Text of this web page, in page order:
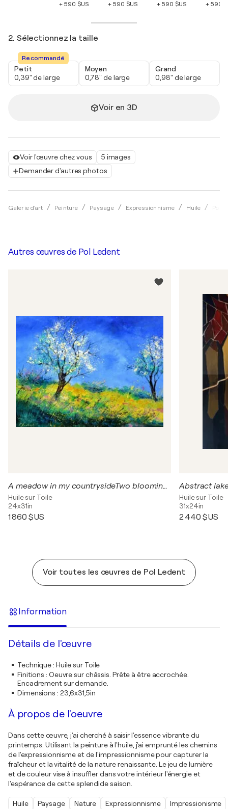
Voir l'œuvre chez vous
5 images
Demander d'autres photos
Galerie d'art Peinture Paysage Expressionnisme Huile Pol
+ 590 $US
+ 590 $US
+ 590 $US
+ 590
2. Sélectionnez la taille
Recommandé
Petit
0,39" de large
Moyen
0,78" de large
Grand
0,98" de large
Voir en 3D
Autres œuvres de Pol Ledent
A meadow in my countrysideTwo blooming trees in spring - 8624
Huile sur Toile
24x31in
1 860 $US
Abstract
Huile sur Toile
31x24in
2 440 $US
Voir toutes les œuvres de Pol Ledent
Information
Détails de l'œuvre
Technique: Huile sur Toile
Finitions : Oeuvre sur châssis. Prête à être accrochée.
Encadrement sur demande.
Dimensions : 23,6x31,5in
À propos de l'oeuvre
Dans cette œuvre, j'ai cherché à saisir l'essence vibrante du
printemps. Utilisant la peinture à l'huile, j'ai emprunté les chemins
de l'expressionnisme et de l'impressionnisme pour capturer la
fraîcheur et la vitalité de la nature renaissante. Le jeu de lumière
et de couleur vise à insuffler dans votre intérieur l'énergie et
l'espérance de cette splendide saison.
Huile Paysage Nature Expressionnisme Impressionisme